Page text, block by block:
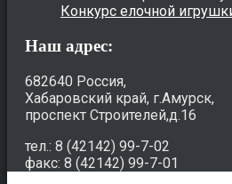
Конкурс елочной
Наш адрес:
682640 Россия,
Хабаровский край, г.Амурск,
проспект Строителей,д.16
тел.: 8 (42142) 99-7-02
факс: 8 (42142) 99-7-01